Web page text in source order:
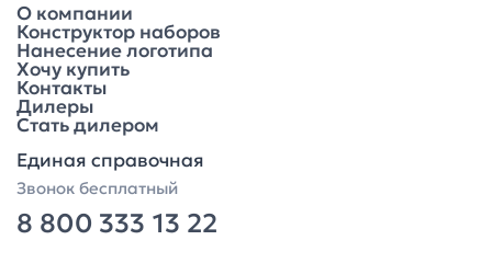
О компании
Конструктор наборов
Нанесение логотипа
Хочу купить
Контакты
Дилеры
Стать дилером
Единая справочная
Звонок бесплатный
8 800 333 13 22